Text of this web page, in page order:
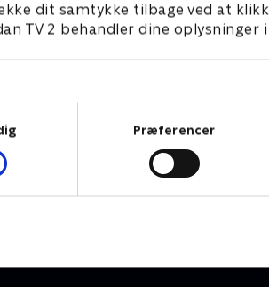
dit samtykke tilbage ved at
TV 2 behandler dine oplysninger i
Præferencer